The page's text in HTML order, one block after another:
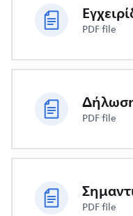
PDF file
PDF file
PDF file